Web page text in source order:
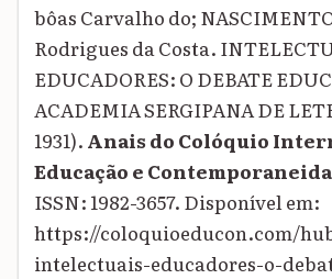
bôas Carvalho do;
Rodrigues da Costa.
EDUCADORES: O DEBATE
ACADEMIA SERGIPANA DE
1931). Anais do Colóquio
Educação e
ISSN: 1982-3657. Disponível em:
https://coloquioeducon.com/
intelectuais-educadores-o-